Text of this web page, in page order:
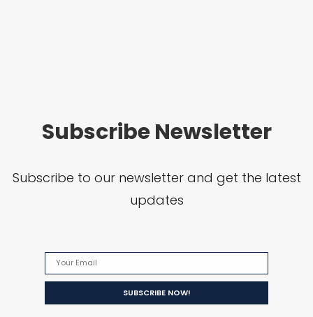
Subscribe Newsletter
Subscribe to our newsletter and get the latest
updates